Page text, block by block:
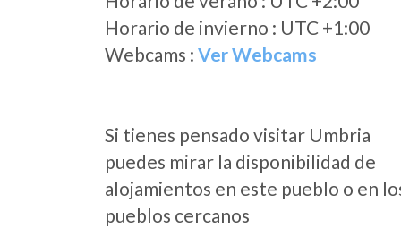
Horario de invierno : UTC +1:00
Webcams : Ver Webcams
Si tienes pensado visitar Umbria
puedes mirar la disponibilidad de
alojamientos en este pueblo o en
pueblos cercanos